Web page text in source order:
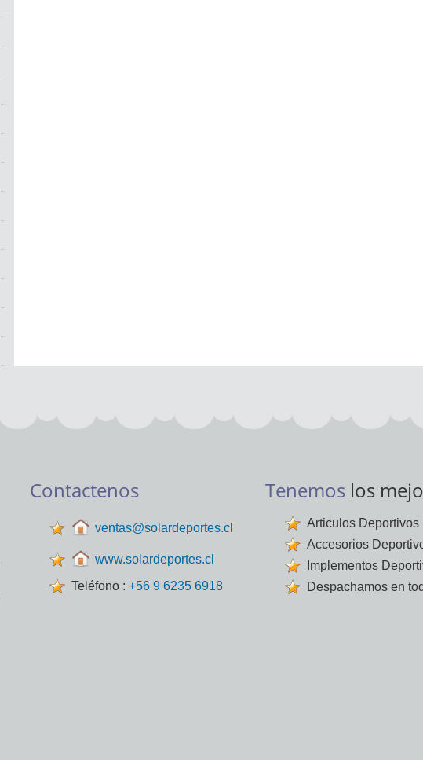
Contactenos
ventas@solardeportes.cl
www.solardeportes.cl
Teléfono : +56 9 6235 6918
Tenemos los
Articulos Deportivos
Accesorios
Implementos
Despachamos en